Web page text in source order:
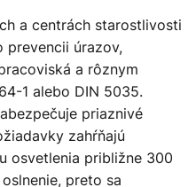
a centrách starostlivosti
prevencii úrazov,
a rôznym
1 alebo DIN 5035.
priaznivé
zahŕňajú
osvetlenia približne 300
preto sa